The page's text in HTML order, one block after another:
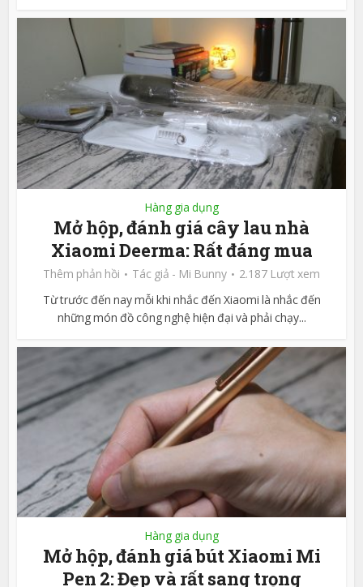
Hàng gia dụng
Mở hộp, đánh giá cây lau nhà
Xiaomi Deerma: Rất đáng mua
Thêm phản hồi Tác giả - Mi Bunny
2.187 Lượt xem
Từ trước đến nay mỗi khi nhắc đến Xiaomi là nhắc đến
những món đồ công nghệ hiện đại và phải chạy...
Hàng gia dụng
Mở hộp, đánh giá bút Xiaomi Mi
Pen 2: Đẹp và rất sang trọng